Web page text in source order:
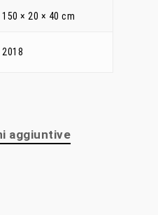
150 × 20 × 40 cm
2018
aggiuntive